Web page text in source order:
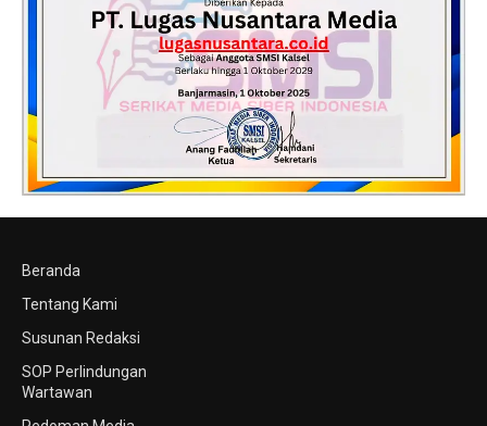
Beranda
Tentang Kami
Susunan Redaksi
SOP Perlindungan
Wartawan